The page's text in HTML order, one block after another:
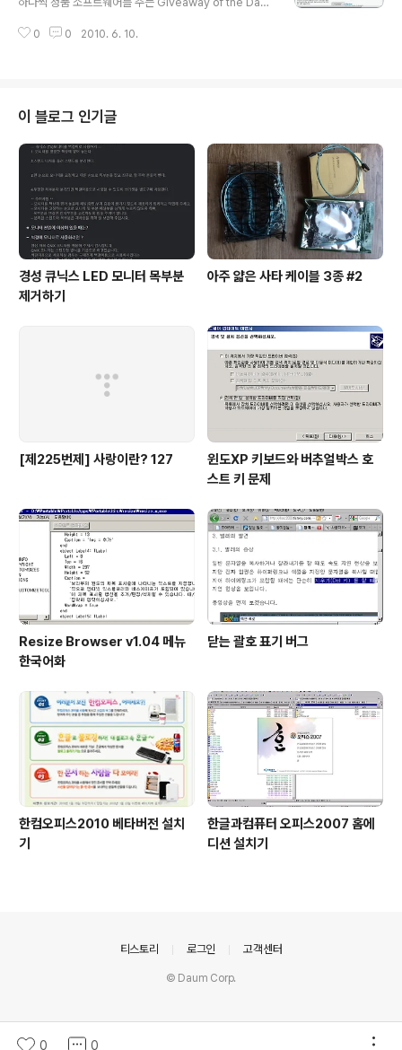
고 사실상 어떤 웹페이지라도 RSS 피드로 만들 수 있습니
를 준다고 합니다. 참고 : 여기에 나온 설명문은 기본적으로
라이선스에 따라 비상업적 용도로 수정하지 않고 이용해
주십시오. 프로그램 설명 DoubleSafety(더블세이프티)
프로그램은 자동 데이터 백업을 위한 프로그램입니다. 쉬
운 사용자 인터페이스를 갖추고 있으며, 사용자는 하드 드
0 0 2010. 6. 10.
이 블로그 인기글
경성 큐닉스 LED 모니터 목부분
제거하기
아주 얇은 사타 케이블 3종 #2
[제225번제] 사랑이란? 127
윈도XP 키보드와 버추얼박스 호
스트 키 문제
Resize Browser v1.04 메뉴
한국어화
닫는 괄호 표기 버그
한컴오피스2010 베타버전 설치
기
한글과컴퓨터 오피스2007 홈에
디션 설치기
0 0
티스토리 로그인 고객센터
© Daum Corp.